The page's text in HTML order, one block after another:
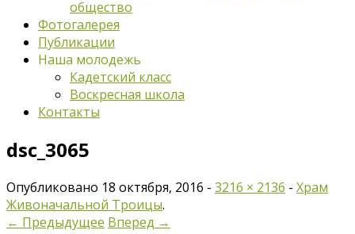
общество
Фотогалерея
Публикации
Наша молодежь
Кадетский класс
Воскресная школа
Контакты
dsc_3065
Опубликовано 18 октября, 2016 - 3216 × 2136 - Храм
Живоначальной Троицы.
← Предыдущее Вперед →